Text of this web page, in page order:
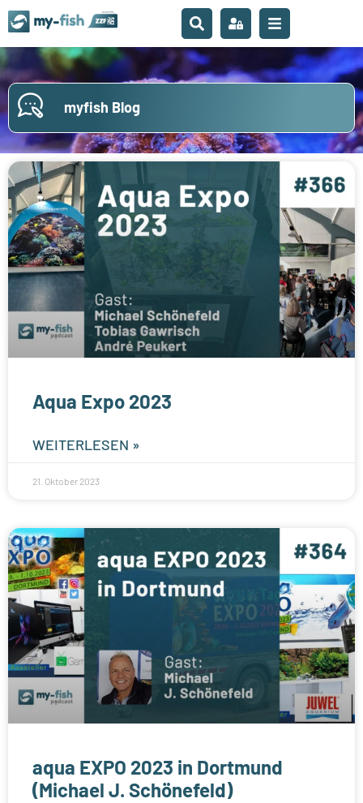
myfish Blog
Aqua Expo 2023
WEITERLESEN »
21. Oktober 2023
aqua EXPO 2023 in Dortmund
(Michael J. Schönefeld)